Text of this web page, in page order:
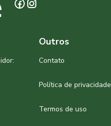
Outros
Contato
Política de privacidade
Termos de uso